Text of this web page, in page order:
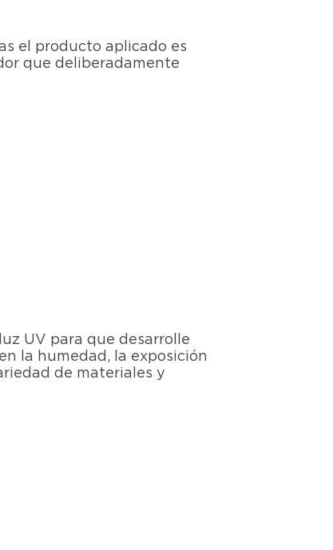
el producto aplicado es
que deliberadamente
UV para que desarrolle
la humedad, la exposición
de materiales y